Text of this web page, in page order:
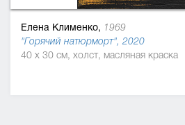
Елена Клименко, 1969
"Горячий натюрморт", 2020
40 x 30 см, холст, масляная краска